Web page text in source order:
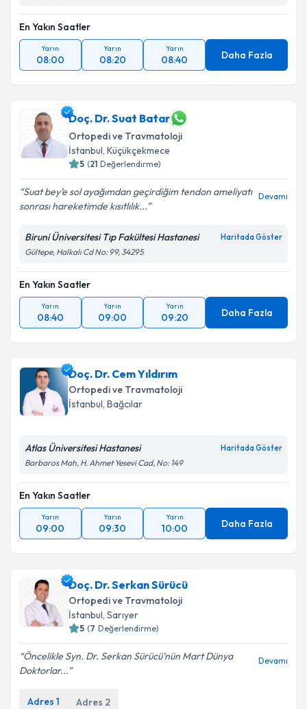
Takvim Talebini Gönder
En Yakın Saatler
Yarın
08:00
Yarın
08:20
Yarın
08:40 Daha Fazla
Doç. Dr. Suat Batar
Ortopedi ve Travmatoloji
İstanbul, Küçükçekmece
5 (21 Değerlendirme)
Suat bey’e sol ayağımdan geçirdiğim tendon ameliyatı
sonrası hareketimde kısıtlılık...
Devamı
Biruni Üniversitesi Tıp Fakültesi Hastanesi Haritada Göster
Gültepe, Halkalı Cd No: 99, 34295
En Yakın Saatler
Yarın
08:40
Yarın
09:00
Yarın
09:20 Daha Fazla
Doç. Dr. Cem Yıldırım
Ortopedi ve Travmatoloji
İstanbul, Bağcılar
Atlas Üniversitesi Hastanesi Haritada Göster
Barbaros Mah, H. Ahmet Yesevi Cad, No: 149
En Yakın Saatler
Yarın
09:00
Yarın
09:30
Yarın
10:00 Daha Fazla
Doç. Dr. Serkan Sürücü
Ortopedi ve Travmatoloji
İstanbul, Sarıyer
5 (7 Değerlendirme)
Öncelikle Syn. Dr. Serkan Sürücü'nün Mart Dünya
Doktorlar...
Devamı
Adres 1 Adres 2